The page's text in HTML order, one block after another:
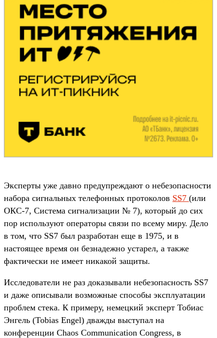
Эксперты уже давно предупреждают о небезопасности
набора сигнальных телефонных протоколов SS7 (или
ОКС-7, Система сигнализации № 7), который до сих
пор используют операторы связи по всему миру. Дело
в том, что SS7 был разработан еще в 1975, и в
настоящее время он безнадежно устарел, а также
фактически не имеет никакой защиты.
Исследователи не раз доказывали небезопасность SS7
и даже описывали возможные способы эксплуатации
проблем стека. К примеру, немецкий эксперт Тобиас
Энгель (Tobias Engel) дважды выступал на
конференции Chaos Communication Congress, в